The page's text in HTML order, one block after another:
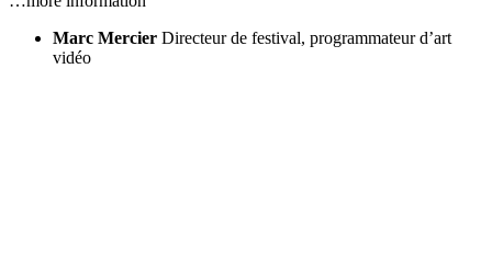
Marc Mercier Directeur de festival, programmateur d’art
vidéo